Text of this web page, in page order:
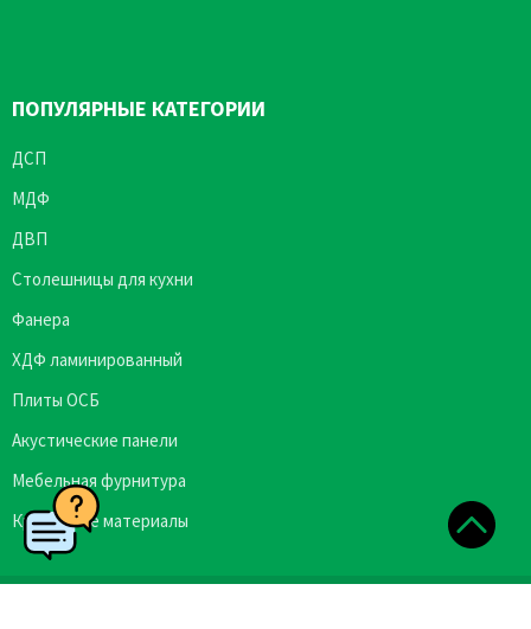
ПОПУЛЯРНЫЕ КАТЕГОРИИ
ДСП
МДФ
ДВП
Столешницы для кухни
Фанера
ХДФ ламинированный
Плиты ОСБ
Акустические панели
Мебельная фурнитура
Кромочные материалы